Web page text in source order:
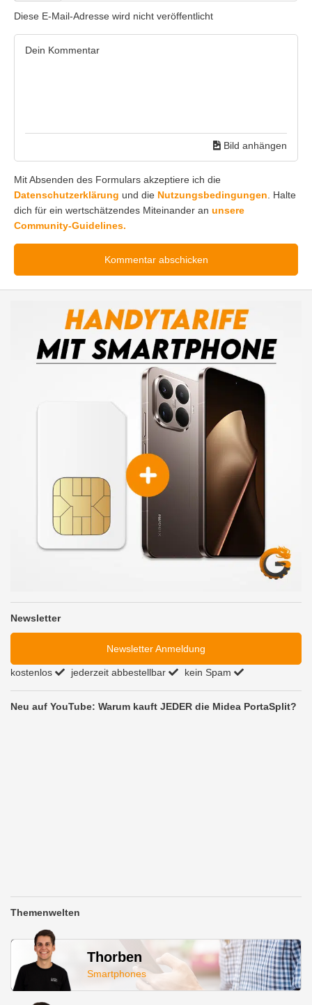
Diese E-Mail-Adresse wird nicht veröffentlicht
Bild anhängen
Mit Absenden des Formulars akzeptiere ich die
Datenschutzerklärung und die Nutzungsbedingungen. Halte
dich für ein wertschätzendes Miteinander an unsere
Community-Guidelines.
Newsletter
Newsletter Anmeldung
kostenlos jederzeit abbestellbar kein Spam
Neu auf YouTube: Warum kauft JEDER die Midea PortaSplit?
Themenwelten
Thorben
Smartphones